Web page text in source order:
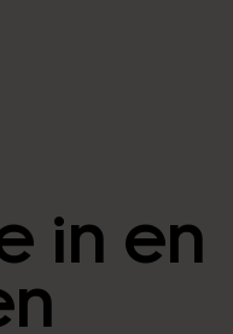
in en